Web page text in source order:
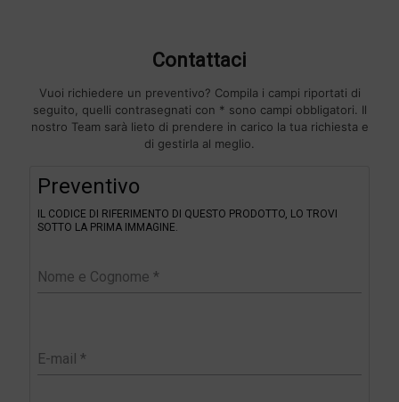
Contattaci
Vuoi richiedere un preventivo? Compila i campi riportati di
seguito, quelli contrasegnati con * sono campi obbligatori. Il
nostro Team sarà lieto di prendere in carico la tua richiesta e
di gestirla al meglio.
Preventivo
IL CODICE DI RIFERIMENTO DI QUESTO PRODOTTO, LO TROVI
SOTTO LA PRIMA IMMAGINE.